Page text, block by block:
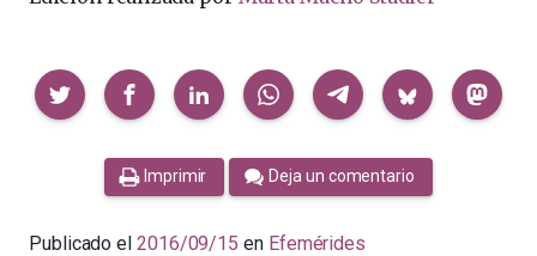
Compartir
Imprimir Deja un comentario
Publicado el 2016/09/15 en Efemérides